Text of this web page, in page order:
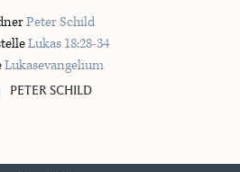
Peter Schild
Lukas 18:28-34
Lukasevangelium
PETER SCHILD